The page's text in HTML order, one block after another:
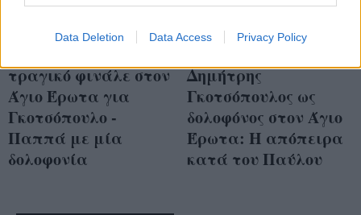
Data Deletion Data Access Privacy Policy
τραγικό φινάλε στον
Άγιο Έρωτα για
Γκοτσόπουλο -
Παππά με μία
δολοφονία
Δημήτρης
Γκοτσόπουλος ως
δολοφόνος στον Άγιο
Έρωτα: Η απόπειρα
κατά του Παύλου